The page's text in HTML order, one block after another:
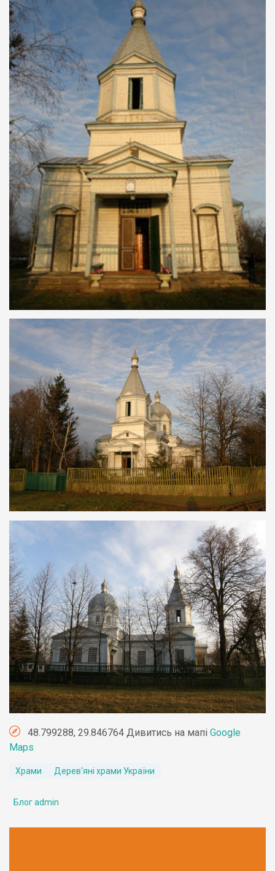
48.799288, 29.846764 Дивитись на мапі Google
Maps
Храми Дерев'яні храми України
Блог admin